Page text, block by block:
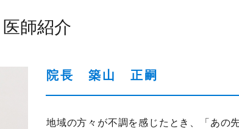
医師紹介
院長 築山 正嗣
地域の方々が不調を感じたとき、「あの